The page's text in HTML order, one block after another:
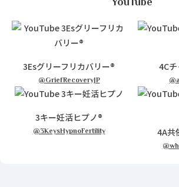
3Esグリーフリカバリー®
@GriefRecoveryJP
4C
3キー妊活ヒプノ®
@3KeysHypnoFertility 4A共